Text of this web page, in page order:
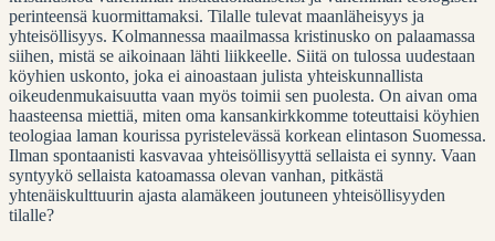
perinteensä kuormittamaksi. Tilalle tulevat maanläheisyys ja
yhteisöllisyys. Kolmannessa maailmassa kristinusko on palaamassa
siihen, mistä se aikoinaan lähti liikkeelle. Siitä on tulossa uudestaan
köyhien uskonto, joka ei ainoastaan julista yhteiskunnallista
oikeudenmukaisuutta vaan myös toimii sen puolesta. On aivan oma
haasteensa miettiä, miten oma kansankirkkomme toteuttaisi köyhien
teologiaa laman kourissa pyristelevässä korkean elintason Suomessa.
Ilman spontaanisti kasvavaa yhteisöllisyyttä sellaista ei synny. Vaan
syntyykö sellaista katoamassa olevan vanhan, pitkästä
yhtenäiskulttuurin ajasta alamäkeen joutuneen yhteisöllisyyden
tilalle?